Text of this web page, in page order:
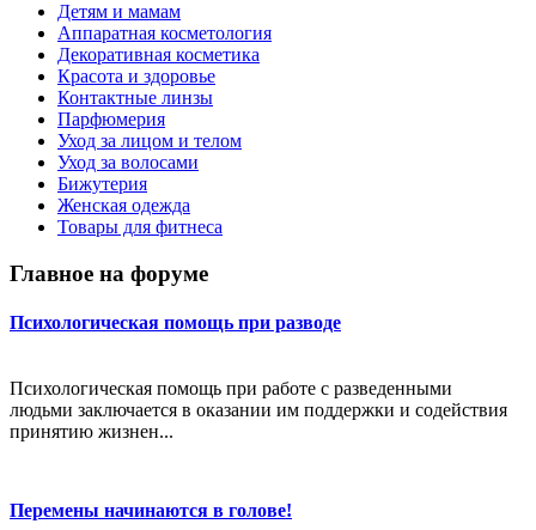
Детям и мамам
Аппаратная косметология
Декоративная косметика
Красота и здоровье
Контактные линзы
Парфюмерия
Уход за лицом и телом
Уход за волосами
Бижутерия
Женская одежда
Товары для фитнеса
Главное на форуме
Психологическая помощь при разводе
Психологическая помощь при работе с разведенными
людьми заключается в оказании им поддержки и содействия
принятию жизнен...
Перемены начинаются в голове!